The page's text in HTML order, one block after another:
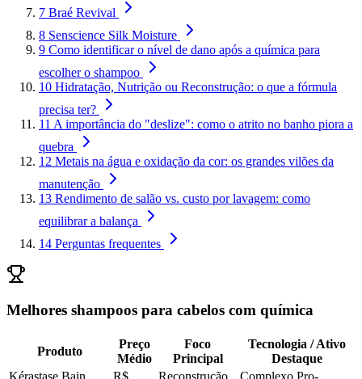
7 Braé Revival
8 Senscience Silk Moisture
9 Como identificar o nível de dano após a química para
escolher o shampoo
10 Hidratação, Nutrição ou Reconstrução: o que a fórmula
precisa ter?
11 A importância do "deslize": como o atrito no banho piora a
quebra
12 Metais na água e oxidação da cor: os grandes vilões da
manutenção
13 Rendimento de salão vs. custo por lavagem: como
equilibrar a balança
14 Perguntas frequentes
Melhores shampoos para cabelos com química
Produto
Preço
Médio
Foco
Principal
Tecnologia / Ativo
Destaque
Kérastase Bain
R$
Reconstrução
Complexo Pro-